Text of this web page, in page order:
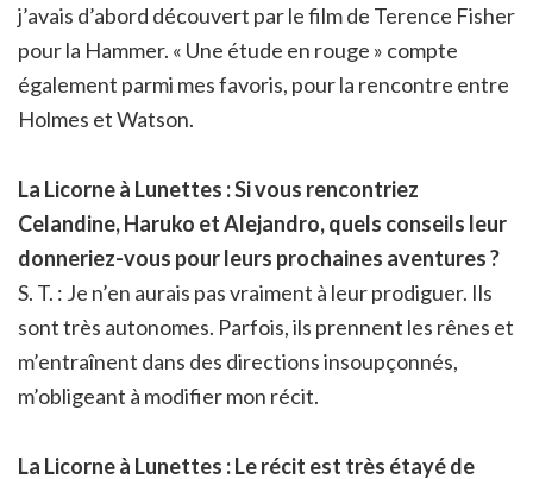
j’avais d’abord découvert par le film de Terence Fisher
pour la Hammer. « Une étude en rouge » compte
également parmi mes favoris, pour la rencontre entre
Holmes et Watson.
La Licorne à Lunettes : Si vous rencontriez
Celandine, Haruko et Alejandro, quels conseils leur
donneriez-vous pour leurs prochaines aventures ?
S. T. : Je n’en aurais pas vraiment à leur prodiguer. Ils
sont très autonomes. Parfois, ils prennent les rênes et
m’entraînent dans des directions insoupçonnés,
m’obligeant à modifier mon récit.
La Licorne à Lunettes : Le récit est très étayé de